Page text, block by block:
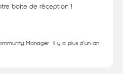
boite de réception !
Manager il y a plus d'un an